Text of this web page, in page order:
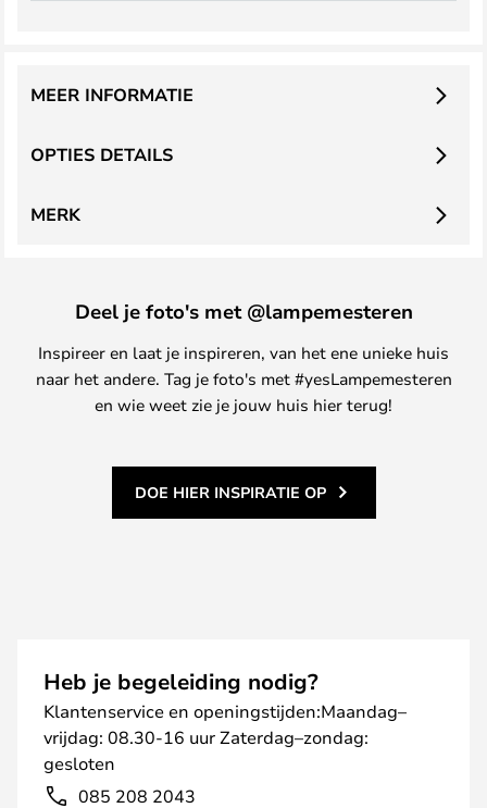
OPTIES DETAILS
MEER INFORMATIE
MERK
Deel je foto's met @lampemesteren
Inspireer en laat je inspireren, van het ene unieke huis
naar het andere. Tag je foto's met #yesLampemesteren
en wie weet zie je jouw huis hier terug!
DOE HIER INSPIRATIE OP
Heb je begeleiding nodig?
Klantenservice en openingstijden:Maandag–
vrijdag: 08.30-16 uur Zaterdag–zondag:
gesloten
085 208 2043